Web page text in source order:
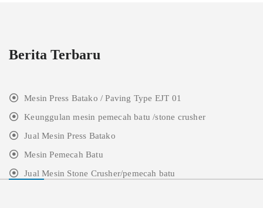
Berita Terbaru
Mesin Press Batako / Paving Type EJT 01
Keunggulan mesin pemecah batu /stone crusher
Jual Mesin Press Batako
Mesin Pemecah Batu
Jual Mesin Stone Crusher/pemecah batu